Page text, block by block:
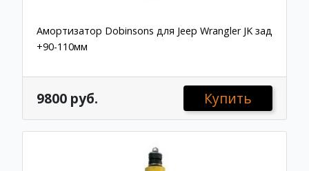
Амортизатор Dobinsons для Jeep Wrangler JK зад
+90-110мм
9800 руб. Купить